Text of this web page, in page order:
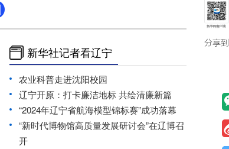
新华社记者看辽宁
农业科普走进沈阳校园
辽宁开原：打卡廉洁地标 共绘清廉新篇
“2024年辽宁省航海模型锦标赛”成功落幕
“新时代博物馆高质量发展研讨会”在辽博召
开